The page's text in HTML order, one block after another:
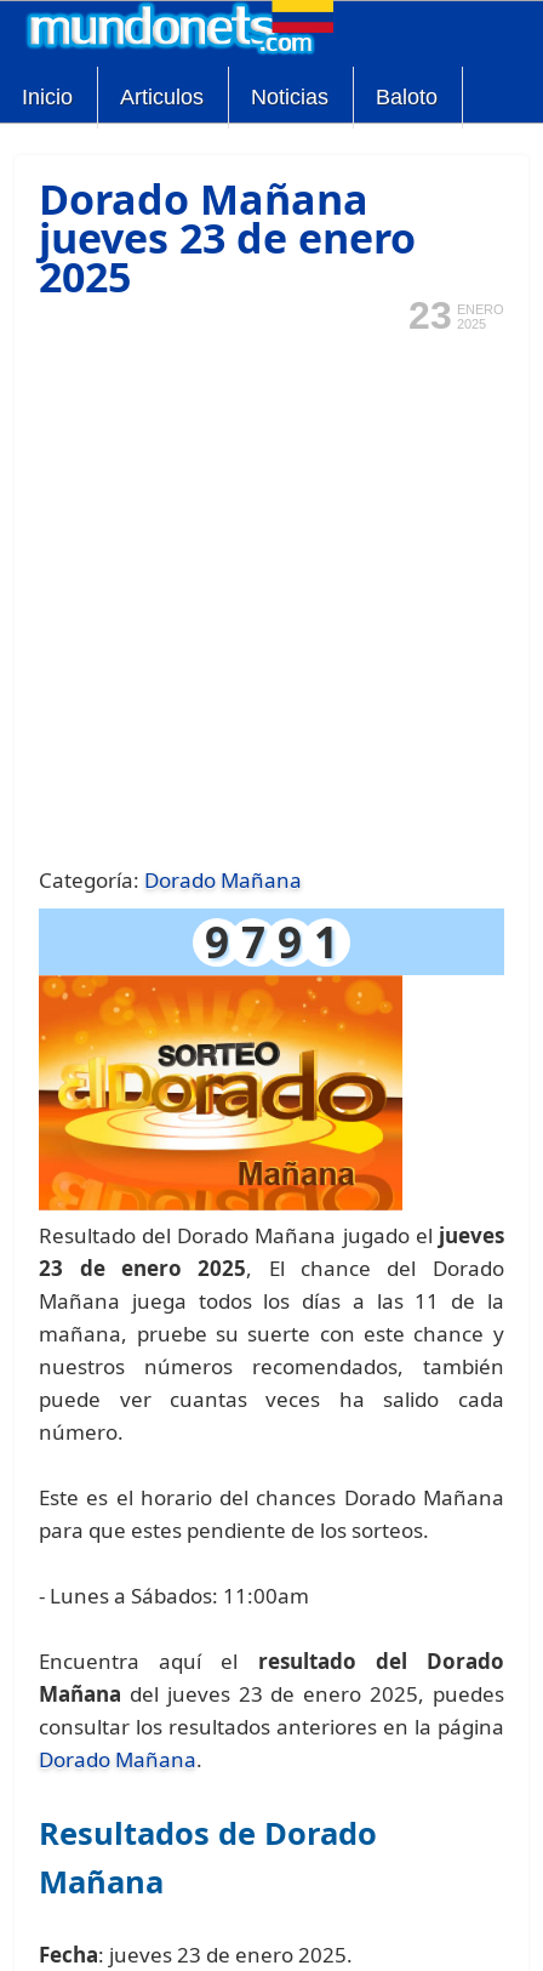
Inicio Articulos Noticias Baloto
Dorado Mañana
jueves 23 de enero
2025
23 ENERO
2025
Categoría: Dorado Mañana
9 7 9 1
Resultado del Dorado Mañana jugado el jueves
23 de enero 2025, El chance del Dorado
Mañana juega todos los días a las 11 de la
mañana, pruebe su suerte con este chance y
nuestros números recomendados, también
puede ver cuantas veces ha salido cada
número.
Este es el horario del chances Dorado Mañana
para que estes pendiente de los sorteos.
- Lunes a Sábados: 11:00am
Encuentra aquí el resultado del Dorado
Mañana del jueves 23 de enero 2025, puedes
consultar los resultados anteriores en la página
Dorado Mañana.
Resultados de Dorado
Mañana
Fecha: jueves 23 de enero 2025.